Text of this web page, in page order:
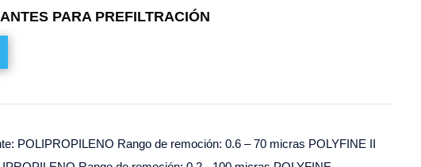
PARA PREFILTRACIÓN
POLIPROPILENO Rango de remoción: 0.6 – 70 micras POLYFINE II